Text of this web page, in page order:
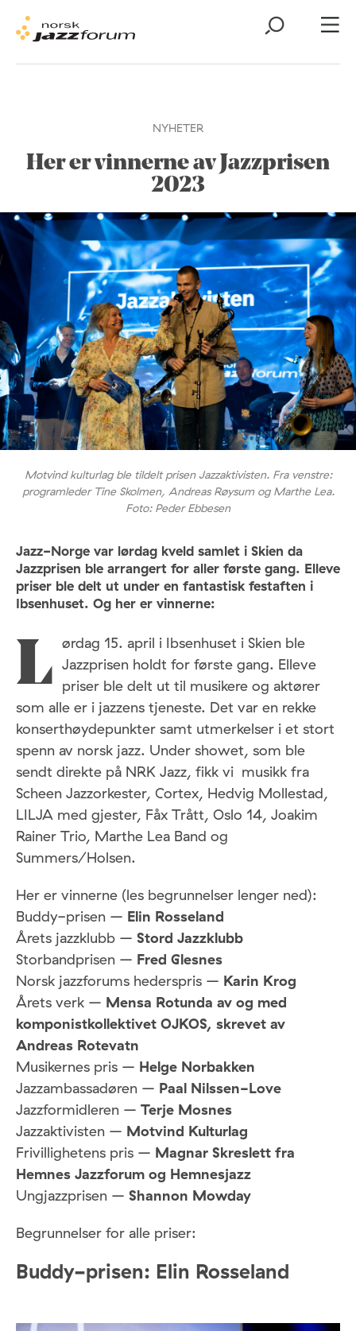
NYHETER
Her er vinnerne av Jazzprisen
2023
Motvind kulturlag ble tildelt prisen Jazzaktivisten. Fra venstre:
programleder Tine Skolmen, Andreas Røysum og Marthe Lea.
Foto: Peder Ebbesen
Jazz-Norge var lørdag kveld samlet i Skien da
Jazzprisen ble arrangert for aller første gang. Elleve
priser ble delt ut under en fantastisk festaften i
Ibsenhuset. Og her er vinnerne:
L ørdag 15. april i Ibsenhuset i Skien ble
Jazzprisen holdt for første gang. Elleve
priser ble delt ut til musikere og aktører
som alle er i jazzens tjeneste. Det var en rekke
konserthøydepunkter samt utmerkelser i et stort
spenn av norsk jazz. Under showet, som ble
sendt direkte på NRK Jazz, fikk vi musikk fra
Scheen Jazzorkester, Cortex, Hedvig Mollestad,
LILJA med gjester, Fåx Trått, Oslo 14, Joakim
Rainer Trio, Marthe Lea Band og
Summers/Holsen.
Her er vinnerne (les begrunnelser lenger ned):
Buddy-prisen – Elin Rosseland
Årets jazzklubb – Stord Jazzklubb
Storbandprisen – Fred Glesnes
Norsk jazzforums hederspris – Karin Krog
Årets verk – Mensa Rotunda av og med
komponistkollektivet OJKOS, skrevet av
Andreas Rotevatn
Musikernes pris – Helge Norbakken
Jazzambassadøren – Paal Nilssen-Love
Jazzformidleren – Terje Mosnes
Jazzaktivisten – Motvind Kulturlag
Frivillighetens pris – Magnar Skreslett fra
Hemnes Jazzforum og Hemnesjazz
Ungjazzprisen – Shannon Mowday
Begrunnelser for alle priser:
Buddy-prisen: Elin Rosseland